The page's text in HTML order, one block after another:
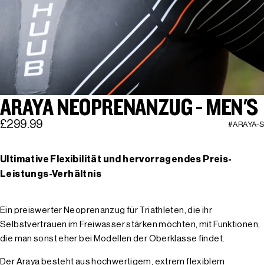
ARAYA NEOPRENANZUG - MEN'S
£299.99 #ARAYA-S
Ultimative Flexibilität und hervorragendes Preis-
Leistungs-Verhältnis
Ein preiswerter Neoprenanzug für Triathleten, die ihr
Selbstvertrauen im Freiwasser stärken möchten, mit Funktionen,
die man sonst eher bei Modellen der Oberklasse findet.
Der Araya besteht aus hochwertigem, extrem flexiblem